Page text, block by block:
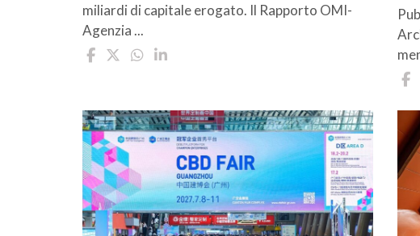
miliardi di capitale erogato. Il Rapporto OMI-
Agenzia ...